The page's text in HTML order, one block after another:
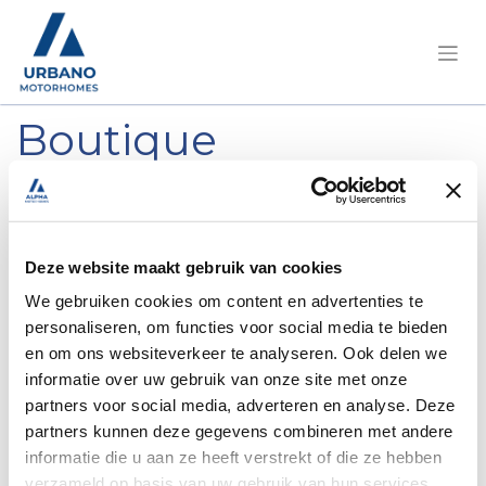
Deze website maakt gebruik van cookies
We gebruiken cookies om content en advertenties te
personaliseren, om functies voor social media te bieden
en om ons websiteverkeer te analyseren. Ook delen we
informatie over uw gebruik van onze site met onze
partners voor social media, adverteren en analyse. Deze
partners kunnen deze gegevens combineren met andere
informatie die u aan ze heeft verstrekt of die ze hebben
Boutique
d'accessoires de
Notre boutique d’accessoires Urbano est
l’endroit idéal pour tous ceux qui souhaitent
rendre leur camping-car encore un peu plus
confortable et élégant. Deschaises de
camping aux machines à café en passant par
la vaisselle, les téléviseurs, les articles de